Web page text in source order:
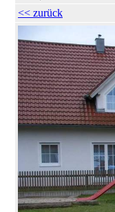
<< zurück